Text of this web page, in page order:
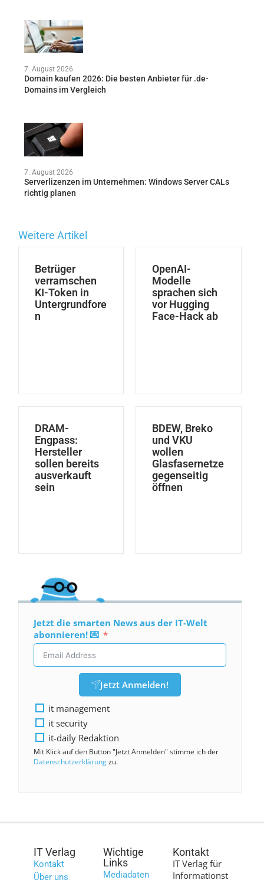
7. August 2026
Domain kaufen 2026: Die besten Anbieter für .de-
Domains im Vergleich
7. August 2026
Serverlizenzen im Unternehmen: Windows Server CALs
richtig planen
Weitere Artikel
Betrüger
verramschen
KI-Token in
Untergrundfore
n
OpenAI-
Modelle
sprachen sich
vor Hugging
Face-Hack ab
DRAM-
Engpass:
Hersteller
sollen bereits
ausverkauft
sein
BDEW, Breko
und VKU
wollen
Glasfasernetze
gegenseitig
öffnen
Jetzt die smarten News aus der IT-Welt
abonnieren! 💌
Jetzt Anmelden!
it management
it security
it-daily Redaktion
Mit Klick auf den Button "Jetzt Anmelden" stimme ich der
Datenschutzerklärungzu.
IT Verlag
Kontakt
Über uns
Wichtige
Links
Mediadaten
Kontakt
IT Verlag für
Informationst